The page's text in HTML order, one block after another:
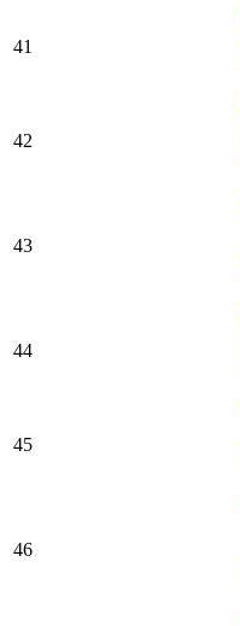
41
42
43
44
45
46